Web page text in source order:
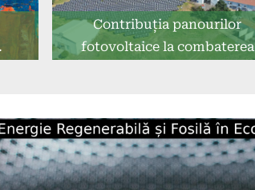
Contribuția panourilor
fotovoltaice la combaterea